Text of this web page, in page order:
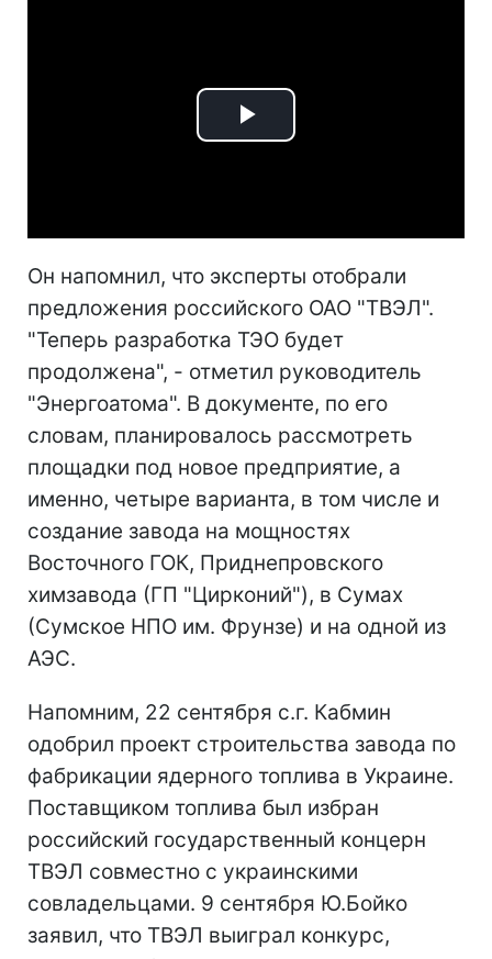
Play
Он напомнил, что эксперты отобрали
предложения российского ОАО "ТВЭЛ".
"Теперь разработка ТЭО будет
продолжена", - отметил руководитель
"Энергоатома". В документе, по его
словам, планировалось рассмотреть
площадки под новое предприятие, а
именно, четыре варианта, в том числе и
создание завода на мощностях
Восточного ГОК, Приднепровского
химзавода (ГП "Цирконий"), в Сумах
(Сумское НПО им. Фрунзе) и на одной из
АЭС.
Напомним, 22 сентября с.г. Кабмин
одобрил проект строительства завода по
фабрикации ядерного топлива в Украине.
Поставщиком топлива был избран
российский государственный концерн
ТВЭЛ совместно с украинскими
совладельцами. 9 сентября Ю.Бойко
заявил, что ТВЭЛ выиграл конкурс,